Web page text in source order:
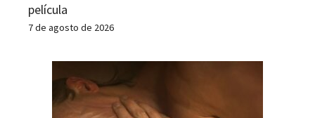
película
7 de agosto de 2026